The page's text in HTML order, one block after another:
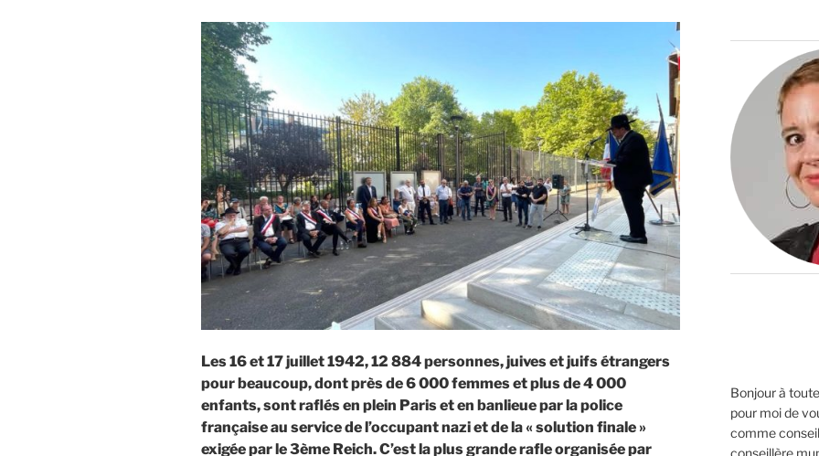
Les 16 et 17 juillet 1942, 12 884 personnes, juives et juifs étrangers
pour beaucoup, dont près de 6 000 femmes et plus de 4 000
enfants, sont raflés en plein Paris et en banlieue par la police
française au service de l’occupant nazi et de la « solution finale »
exigée par le 3ème Reich. C’est la plus grande rafle organisée par
Bonjour à
pour moi de
comme
conseillère